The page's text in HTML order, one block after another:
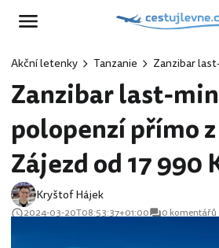
Akční letenky Tanzanie Zanzibar
Zanzibar last-
polopenzí přímo
Zájezd od 17 990
Kryštof Hájek
2024-03-20T08:53:37+01:00 0 komentářů